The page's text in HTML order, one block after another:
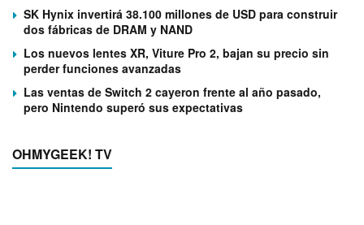
SK Hynix invertirá 38.100 millones de USD para construir
dos fábricas de DRAM y NAND
Los nuevos lentes XR, Viture Pro 2, bajan su precio sin
perder funciones avanzadas
Las ventas de Switch 2 cayeron frente al año pasado,
pero Nintendo superó sus expectativas
OHMYGEEK! TV